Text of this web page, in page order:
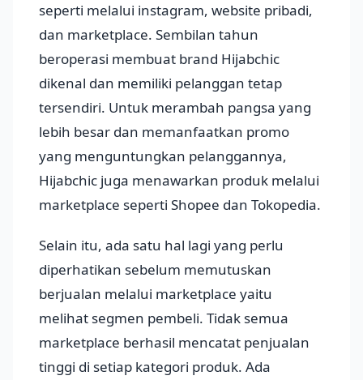
seperti melalui instagram, website pribadi,
dan marketplace. Sembilan tahun
beroperasi membuat brand Hijabchic
dikenal dan memiliki pelanggan tetap
tersendiri. Untuk merambah pangsa yang
lebih besar dan memanfaatkan promo
yang menguntungkan pelanggannya,
Hijabchic juga menawarkan produk melalui
marketplace seperti Shopee dan Tokopedia.
Selain itu, ada satu hal lagi yang perlu
diperhatikan sebelum memutuskan
berjualan melalui marketplace yaitu
melihat segmen pembeli. Tidak semua
marketplace berhasil mencatat penjualan
tinggi di setiap kategori produk. Ada